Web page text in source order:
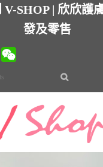
V-SHOP | 欣欣護
發及零售